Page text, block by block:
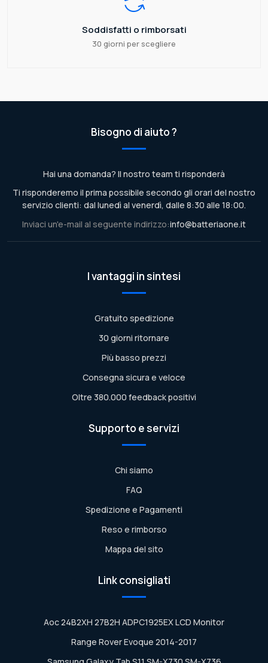
Soddisfatti o rimborsati
30 giorni per scegliere
Bisogno di aiuto ?
Hai una domanda? Il nostro team ti risponderà
Ti risponderemo il prima possibile secondo gli orari del nostro
servizio clienti: dal lunedì al venerdì, dalle 8:30 alle 18:00.
Inviaci un'e-mail al seguente indirizzo:info@batteriaone.it
I vantaggi in sintesi
Gratuito spedizione
30 giorni ritornare
Più basso prezzi
Consegna sicura e veloce
Oltre 380.000 feedback positivi
Supporto e servizi
Chi siamo
FAQ
Spedizione e Pagamenti
Reso e rimborso
Mappa del sito
Link consigliati
Aoc 24B2XH 27B2H ADPC1925EX LCD Monitor
Range Rover Evoque 2014-2017